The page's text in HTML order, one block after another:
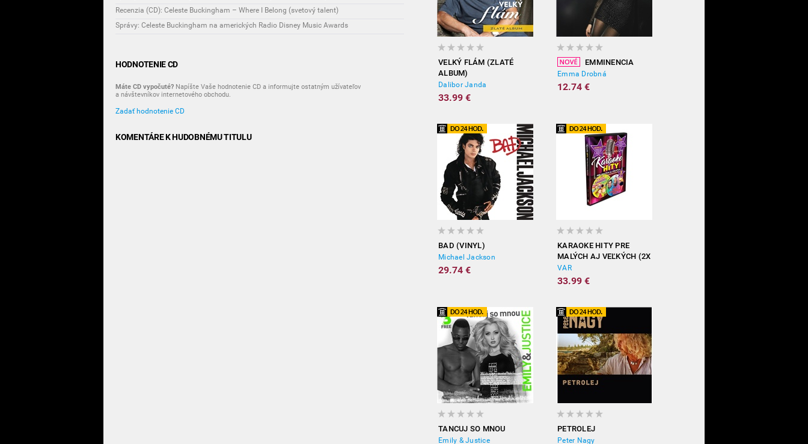
Recenzia (CD): Celeste Buckingham – Where I Belong (svetový talent)
Správy: Celeste Buckingham na amerických Radio Disney Music Awards
HODNOTENIE CD
Máte CD vypočuté? Napíšte Vaše hodnotenie CD a informujte ostatným užívateľov
a návštevníkov internetového obchodu.
Zadať hodnotenie CD
KOMENTÁRE K HUDOBNÉMU TITULU
VELKÝ FLÁM (ZLATÉ
ALBUM)
Dalibor Janda
33.99 €
EMMINENCIA
Emma Drobná
12.74 €
BAD (VINYL)
Michael Jackson
29.74 €
KARAOKE HITY PRE
MALÝCH AJ VEĽKÝCH (2X
DVD)
VAR
33.99 €
TANCUJ SO MNOU
Emily & Justice
PETROLEJ
Peter Nagy